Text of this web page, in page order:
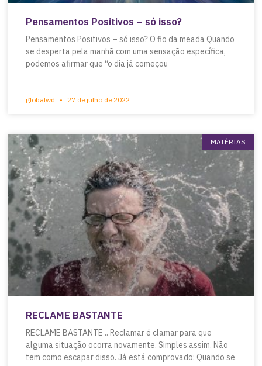
Pensamentos Positivos – só isso?
Pensamentos Positivos – só isso? O fio da meada Quando
se desperta pela manhã com uma sensação específica,
podemos afirmar que “o dia já começou
globalwd 27 de julho de 2022
MATÉRIAS
RECLAME BASTANTE
RECLAME BASTANTE .. Reclamar é clamar para que
alguma situação ocorra novamente. Simples assim. Não
tem como escapar disso. Já está comprovado: Quando se